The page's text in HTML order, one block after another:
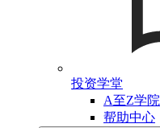
投资学堂
A至Z学院
帮助中心